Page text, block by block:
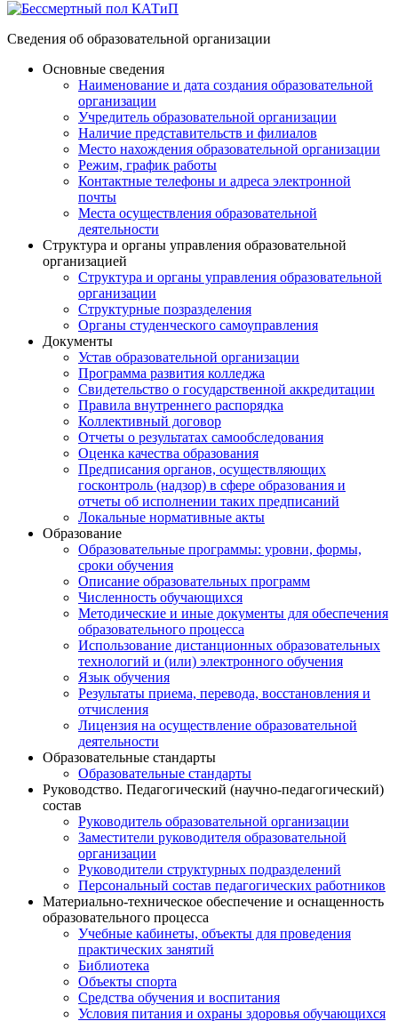
Сведения об образовательной организации
Основные сведения
Наименование и дата создания образовательной
организации
Учредитель образовательной организации
Наличие представительств и филиалов
Место нахождения образовательной организации
Режим, график работы
Контактные телефоны и адреса электронной
почты
Места осуществления образовательной
деятельности
Структура и органы управления образовательной
организацией
Структура и органы управления образовательной
организации
Структурные позразделения
Органы студенческого самоуправления
Документы
Устав образовательной организации
Программа развития колледжа
Свидетельство о государственной аккредитации
Правила внутреннего распорядка
Коллективный договор
Отчеты о результатах самообследования
Оценка качества образования
Предписания органов, осуществляющих
госконтроль (надзор) в сфере образования и
отчеты об исполнении таких предписаний
Локальные нормативные акты
Образование
Образовательные программы: уровни, формы,
сроки обучения
Описание образовательных программ
Численность обучающихся
Методические и иные документы для обеспечения
образовательного процесса
Использование дистанционных образовательных
технологий и (или) электронного обучения
Язык обучения
Результаты приема, перевода, восстановления и
отчисления
Лицензия на осуществление образовательной
деятельности
Образовательные стандарты
Образовательные стандарты
Руководство. Педагогический (научно-педагогический)
состав
Руководитель образовательной организации
Заместители руководителя образовательной
организации
Руководители структурных подразделений
Персональный состав педагогических работников
Материально-техническое обеспечение и оснащенность
образовательного процесса
Учебные кабинеты, объекты для проведения
практических занятий
Библиотека
Объекты спорта
Средства обучения и воспитания
Условия питания и охраны здоровья обучающихся